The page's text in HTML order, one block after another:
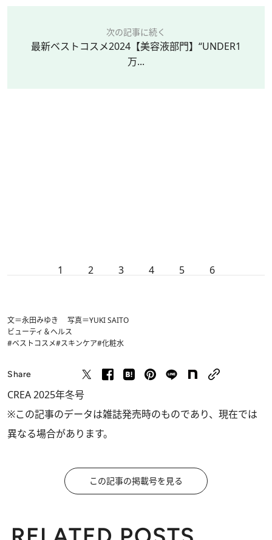
次の記事に続く
最新ベストコスメ2024【美容液部門】“UNDER1
万...
1 2 3 4 5 6
文＝永田みゆき 写真＝YUKI SAITO
ビューティ＆ヘルス
#ベストコスメ#スキンケア#化粧水
Share
CREA 2025年冬号
※この記事のデータは雑誌発売時のものであり、現在では
異なる場合があります。
この記事の掲載号を見る